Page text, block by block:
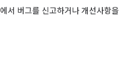
에서 버그를 신고하거나 개선사항을